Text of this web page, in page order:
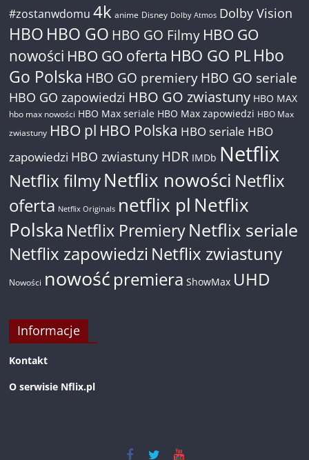
#zostanwdomu 4k anime Disney Dolby Atmos Dolby Vision
HBO HBO GO HBO GO Filmy HBO GO
nowości HBO GO oferta HBO GO PL Hbo
Go Polska HBO GO premiery HBO GO seriale
HBO GO zapowiedzi HBO GO zwiastuny HBO MAX
hbo max nowości HBO Max seriale HBO Max zapowiedzi HBO Max
zwiastuny HBO pl HBO Polska HBO seriale HBO
zapowiedzi HBO zwiastuny HDR IMDb Netflix
Netflix filmyNetflix nowości Netflix
oferta Netflix Originals netflix pl Netflix
Polska Netflix PremieryNetflix seriale
Netflix zapowiedzi Netflix zwiastuny
Nowości nowość premiera ShowMax UHD
Informacje
Kontakt
O serwisie Nflix.pl